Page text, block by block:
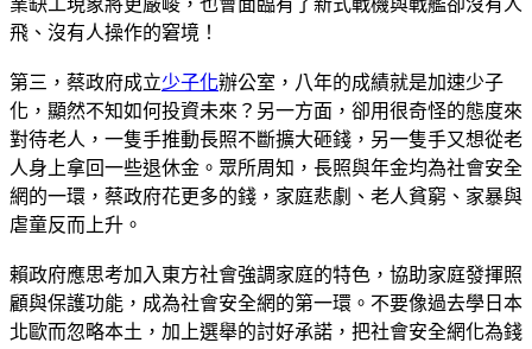
飛、沒有人操作的窘境！
第三，蔡政府成立少子化辦公室，八年的成績就是加速少子
化，顯然不知如何投資未來？另一方面，卻用很奇怪的態度來
對待老人，一隻手推動長照不斷擴大砸錢，另一隻手又想從老
人身上拿回一些退休金。眾所周知，長照與年金均為社會安全
網的一環，蔡政府花更多的錢，家庭悲劇、老人貧窮、家暴與
虐童反而上升。
賴政府應思考加入東方社會強調家庭的特色，協助家庭發揮照
顧與保護功能，成為社會安全網的第一環。不要像過去學日本
北歐而忽略本土，加上選舉的討好承諾，把社會安全網化為錢